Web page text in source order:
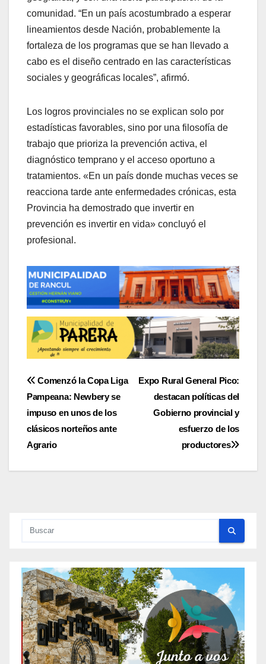
comunidad. “En un país acostumbrado a esperar
lineamientos desde Nación, probablemente la
fortaleza de los programas que se han llevado a
cabo es el diseño centrado en las características
sociales y geográficas locales”, afirmó.
Los logros provinciales no se explican solo por
estadísticas favorables, sino por una filosofía de
trabajo que prioriza la prevención activa, el
diagnóstico temprano y el acceso oportuno a
tratamientos. «En un país donde muchas veces se
reacciona tarde ante enfermedades crónicas, esta
Provincia ha demostrado que invertir en
prevención es invertir en vida» concluyó el
profesional.
Navegación
de
entradas
Expo Rural General Pico:
destacan políticas del
Gobierno provincial y
esfuerzo de los
productores
Comenzó la Copa Liga
Pampeana: Newbery se
impuso en unos de los
clásicos norteños ante
Agrario